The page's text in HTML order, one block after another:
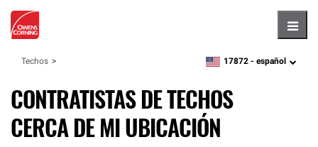
Techos zipcode, language
17872 - español
CONTRATISTAS DE TECHOS
CERCA DE MI UBICACIÓN